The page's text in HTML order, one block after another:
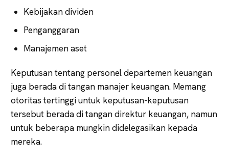
Kebijakan dividen
Penganggaran
Manajemen aset
Keputusan tentang personel departemen keuangan
juga berada di tangan manajer keuangan. Memang
otoritas tertinggi untuk keputusan-keputusan
tersebut berada di tangan direktur keuangan, namun
untuk beberapa mungkin didelegasikan kepada
mereka.